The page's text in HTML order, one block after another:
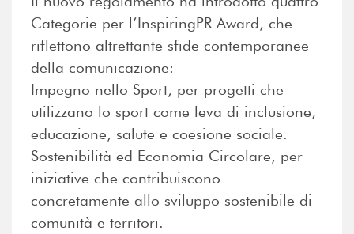
Categorie per l’InspiringPR Award, che
riflettono altrettante sfide contemporanee
della comunicazione:
Impegno nello Sport, per progetti che
utilizzano lo sport come leva di inclusione,
educazione, salute e coesione sociale.
Sostenibilità ed Economia Circolare, per
iniziative che contribuiscono
concretamente allo sviluppo sostenibile di
comunità e territori.